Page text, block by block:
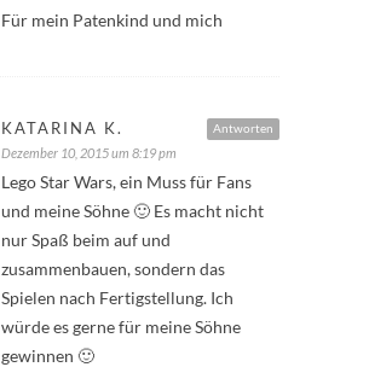
Für mein Patenkind und mich
Antworten
KATARINA K.
Dezember 10, 2015 um 8:19 pm
Lego Star Wars, ein Muss für Fans
und meine Söhne 🙂 Es macht nicht
nur Spaß beim auf und
zusammenbauen, sondern das
Spielen nach Fertigstellung. Ich
würde es gerne für meine Söhne
gewinnen 🙂